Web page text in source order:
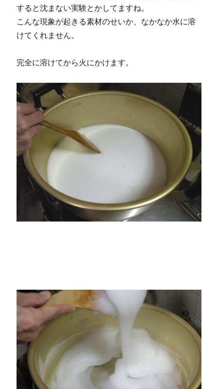
すると沈まない実験とかしてますね。
こんな現象が起きる素材のせいか、なかなか水に溶
けてくれません。
完全に溶けてから火にかけます。